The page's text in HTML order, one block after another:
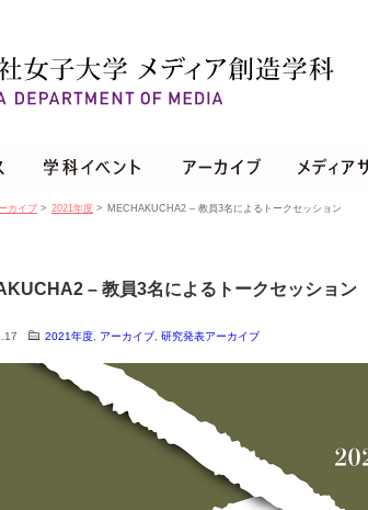
カイブ > 2021年度 > MECHAKUCHA2 – 教員3名によるトークセッション
– 教員3名によるトークセッション
2021年度 アーカイブ 研究発表アーカイブ